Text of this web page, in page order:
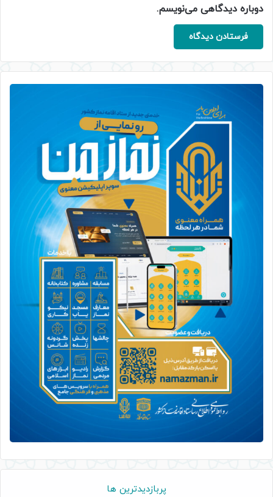
دوباره دیدگاهی می‌نویسم.
پربازدیدترین ها